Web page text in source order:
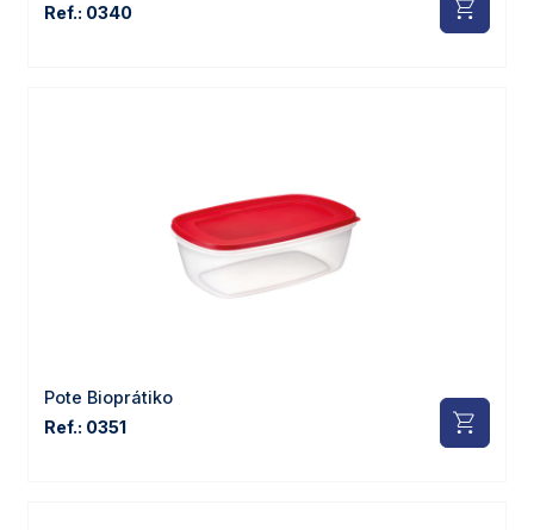
Ref.: 0340
Pote Bioprátiko
Ref.: 0351